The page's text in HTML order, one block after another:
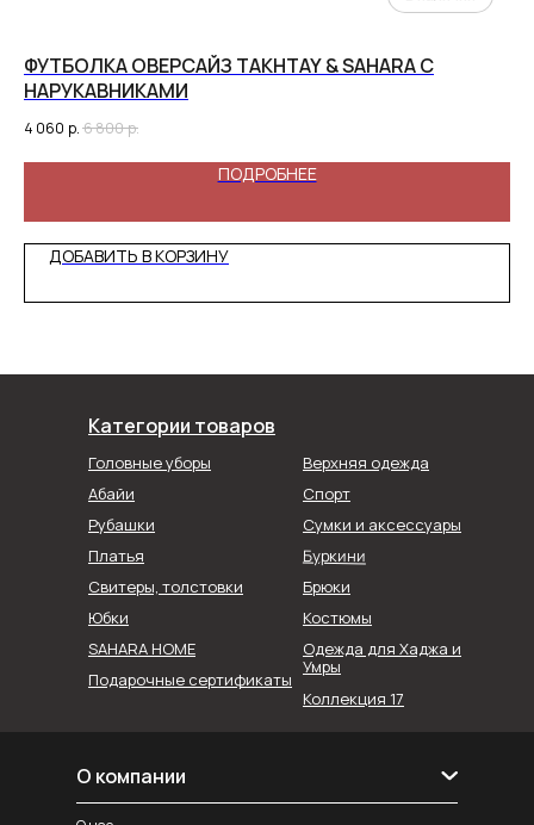
ФУТБОЛКА ОВЕРСАЙЗ TAKHTAY & SAHARA С
НАРУКАВНИКАМИ
4 060 р. 6 800р.
ПОДРОБНЕЕ
ДОБАВИТЬ В КОРЗИНУ
Категории товаров
Головные уборы
Абайи
Рубашки
Коллекция 17
Спорт
Верхняя одежда
Сумки и аксессуары
Юбки
Брюки
SAHARA HOME
Платья
Свитеры, толстовки
Буркини
Костюмы
Подарочные сертификаты
Одежда для Хаджа и
Умры
О компании